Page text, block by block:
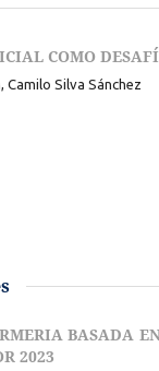
COMO
Camilo Silva Sánchez
BASADA
2023